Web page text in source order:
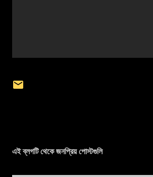
এই ব্লগটি থেকে জনপ্রিয় পোস্টগুলি